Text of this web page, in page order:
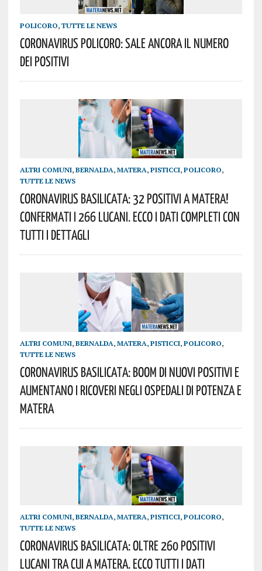
POLICORO, TUTTE LE NEWS
Coronavirus Policoro: Sale Ancora Il Numero
Dei Positivi
ALTRI COMUNI, BERNALDA, MATERA, PISTICCI, POLICORO,
TUTTE LE NEWS
Coronavirus Basilicata: 32 Positivi A Matera!
Confermati I 266 Lucani. Ecco I Dati Completi Con
Tutti I Dettagli
ALTRI COMUNI, BERNALDA, MATERA, PISTICCI, POLICORO,
TUTTE LE NEWS
Coronavirus Basilicata: Boom Di Nuovi Positivi E
Aumentano I Ricoveri Negli Ospedali Di Potenza E
Matera
ALTRI COMUNI, BERNALDA, MATERA, PISTICCI, POLICORO,
TUTTE LE NEWS
Coronavirus Basilicata: Oltre 260 Positivi
Lucani Tra Cui A Matera. Ecco Tutti I Dati